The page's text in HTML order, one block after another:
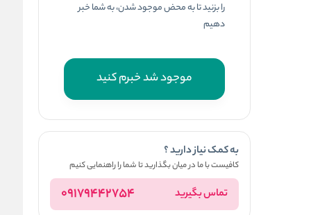
را بزنید تا به محض موجود شدن، به شما خبر
دهیم
موجود شد خبرم کنید
به کمک نیاز دارید ؟
کافیست با ما در میان بگذارید تا شما را راهنمایی کنیم
تماس بگیرید 09179442754